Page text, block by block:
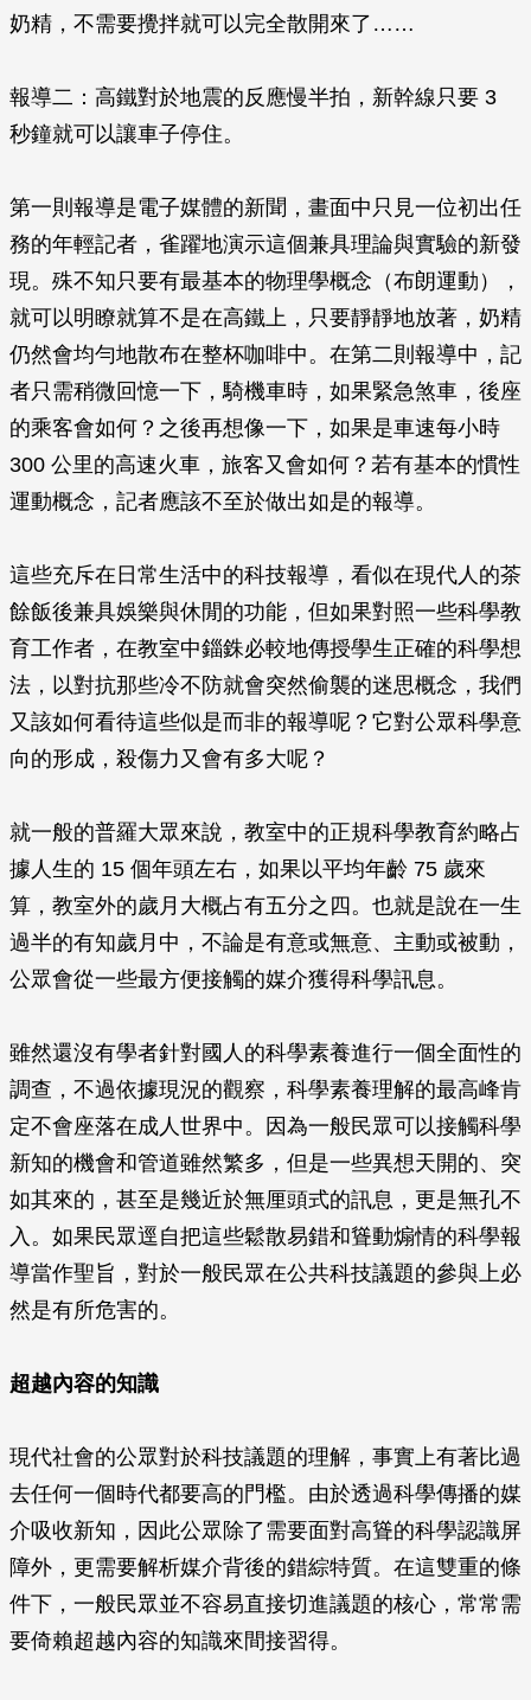
奶精，不需要攪拌就可以完全散開來了……
報導二：高鐵對於地震的反應慢半拍，新幹線只要 3
秒鐘就可以讓車子停住。
第一則報導是電子媒體的新聞，畫面中只見一位初出任
務的年輕記者，雀躍地演示這個兼具理論與實驗的新發
現。殊不知只要有最基本的物理學概念（布朗運動），
就可以明瞭就算不是在高鐵上，只要靜靜地放著，奶精
仍然會均勻地散布在整杯咖啡中。在第二則報導中，記
者只需稍微回憶一下，騎機車時，如果緊急煞車，後座
的乘客會如何？之後再想像一下，如果是車速每小時
300 公里的高速火車，旅客又會如何？若有基本的慣性
運動概念，記者應該不至於做出如是的報導。
這些充斥在日常生活中的科技報導，看似在現代人的茶
餘飯後兼具娛樂與休閒的功能，但如果對照一些科學教
育工作者，在教室中錙銖必較地傳授學生正確的科學想
法，以對抗那些冷不防就會突然偷襲的迷思概念，我們
又該如何看待這些似是而非的報導呢？它對公眾科學意
向的形成，殺傷力又會有多大呢？
就一般的普羅大眾來說，教室中的正規科學教育約略占
據人生的 15 個年頭左右，如果以平均年齡 75 歲來
算，教室外的歲月大概占有五分之四。也就是說在一生
過半的有知歲月中，不論是有意或無意、主動或被動，
公眾會從一些最方便接觸的媒介獲得科學訊息。
雖然還沒有學者針對國人的科學素養進行一個全面性的
調查，不過依據現況的觀察，科學素養理解的最高峰肯
定不會座落在成人世界中。因為一般民眾可以接觸科學
新知的機會和管道雖然繁多，但是一些異想天開的、突
如其來的，甚至是幾近於無厘頭式的訊息，更是無孔不
入。如果民眾逕自把這些鬆散易錯和聳動煽情的科學報
導當作聖旨，對於一般民眾在公共科技議題的參與上必
然是有所危害的。
超越內容的知識
現代社會的公眾對於科技議題的理解，事實上有著比過
去任何一個時代都要高的門檻。由於透過科學傳播的媒
介吸收新知，因此公眾除了需要面對高聳的科學認識屏
障外，更需要解析媒介背後的錯綜特質。在這雙重的條
件下，一般民眾並不容易直接切進議題的核心，常常需
要倚賴超越內容的知識來間接習得。